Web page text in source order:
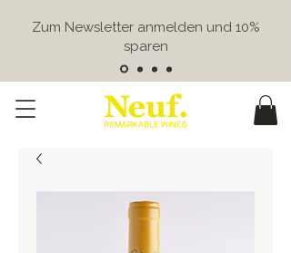
Zum Newsletter anmelden und 10%
sparen